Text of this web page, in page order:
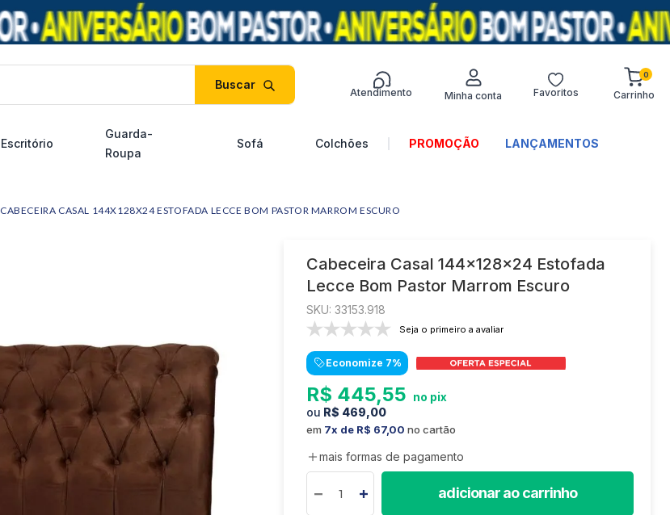
Atendimento Favoritos
0
Escritório
Guarda-
Roupa
Sofá Colchões LANÇAMENTOS
CABECEIRA CASAL 144X128X24 ESTOFADA LECCE BOM PASTOR MARROM ESCURO
Cabeceira Casal 144x128x24 Estofada
Lecce Bom Pastor Marrom Escuro
:33153.918
Seja o primeiro a avaliar
Economize 7%
R$ 445,55
R$ 469,00
em 7 R$ 67,00 no cartão
mais formas de pagamento
adicionar ao carrinho
buscados
4º
guarda roupa
5º
guarda-roupa
6º
guarda roupa casal
8º
sofá canto
9º
sofá retrátil
10 º mesa